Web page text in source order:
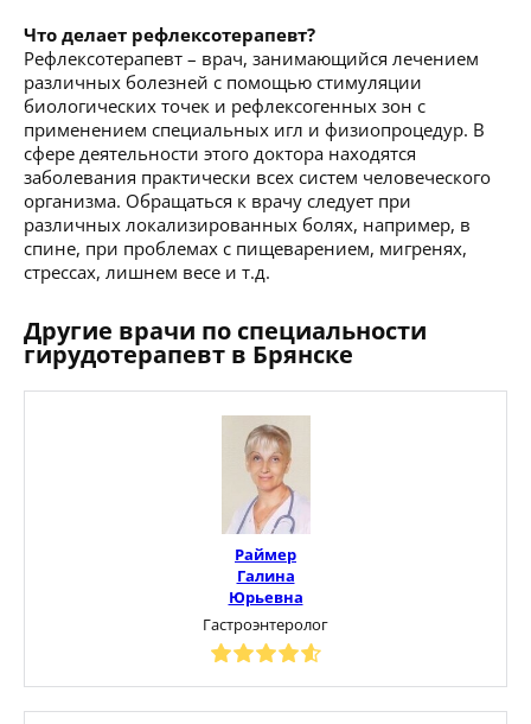
Что делает рефлексотерапевт?
Рефлексотерапевт – врач, занимающийся лечением
различных болезней с помощью стимуляции
биологических точек и рефлексогенных зон с
применением специальных игл и физиопроцедур. В
сфере деятельности этого доктора находятся
заболевания практически всех систем человеческого
организма. Обращаться к врачу следует при
различных локализированных болях, например, в
спине, при проблемах с пищеварением, мигренях,
стрессах, лишнем весе и т.д.
Другие врачи по специальности
гирудотерапевт в Брянске
Раймер
Галина
Юрьевна
Гастроэнтеролог